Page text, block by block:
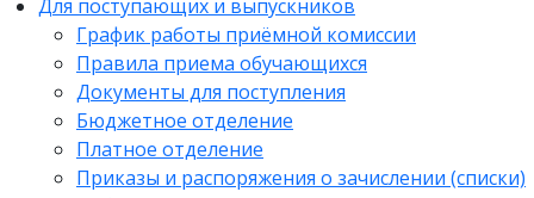
Для поступающих и выпускников
График работы приёмной комиссии
Правила приема обучающихся
Документы для поступления
Бюджетное отделение
Платное отделение
Приказы и распоряжения о зачислении (списки)